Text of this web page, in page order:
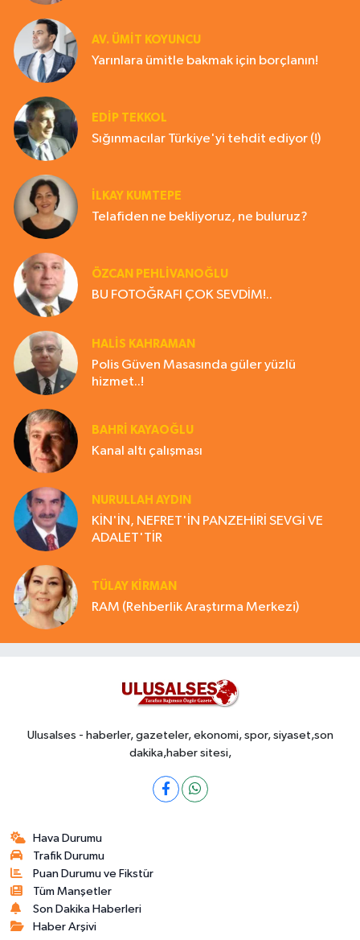
AV. ÜMIT KOYUNCU
Yarınlara ümitle bakmak için borçlanın!
EDIP TEKKOL
Sığınmacılar Türkiye'yi tehdit ediyor (!)
İLKAY KUMTEPE
Telafiden ne bekliyoruz, ne buluruz?
ÖZCAN PEHLİVANOĞLU
BU FOTOĞRAFI ÇOK SEVDİM!..
HALIS KAHRAMAN
Polis Güven Masasında güler yüzlü
hizmet..!
BAHRI KAYAOĞLU
Kanal altı çalışması
NURULLAH AYDIN
KİN'İN, NEFRET'İN PANZEHİRİ SEVGİ VE
ADALET'TİR
TÜLAY KİRMAN
RAM (Rehberlik Araştırma Merkezi)
Ulusalses - haberler, gazeteler, ekonomi, spor, siyaset,son
dakika,haber sitesi,
Hava Durumu
Trafik Durumu
Puan Durumu ve Fikstür
Tüm Manşetler
Son Dakika Haberleri
Haber Arşivi